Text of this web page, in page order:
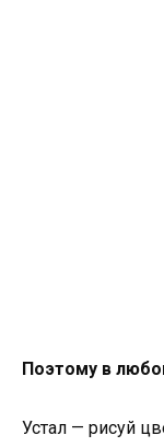
Поэтому в
Устал — рисуй